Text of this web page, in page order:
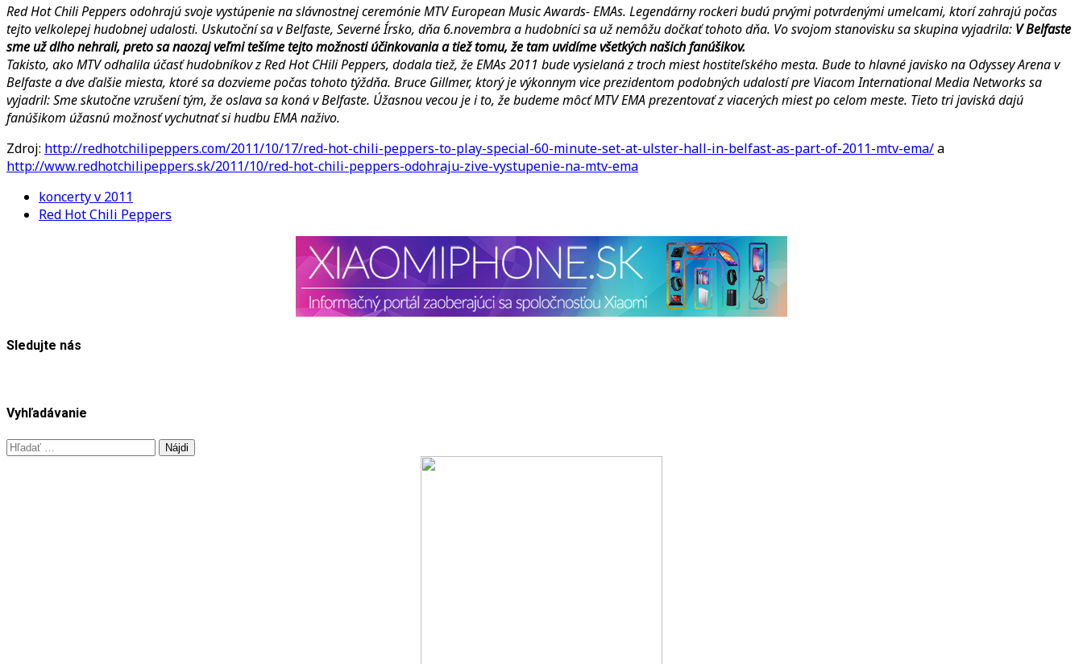
MTV
EMA
Red Hot Chili Peppers odohrajú svoje vystúpenie na slávnostnej ceremónie MTV European Music Awards- EMAs. Legendárny rockeri budú prvými potvrdenými umelcami, ktorí zahrajú počas
tejto velkolepej hudobnej udalosti. Uskutoční sa v Belfaste, Severné Írsko, dňa 6.novembra a hudobníci sa už nemôžu dočkať tohoto dňa. Vo svojom stanovisku sa skupina vyjadrila: V Belfaste
sme už dlho nehrali, preto sa naozaj veľmi tešíme tejto možnosti účinkovania a tiež tomu, že tam uvidíme všetkých našich fanúšikov.
Takisto, ako MTV odhalila účasť hudobníkov z Red Hot CHili Peppers, dodala tiež, že EMAs 2011 bude vysielaná z troch miest hostiteľského mesta. Bude to hlavné javisko na Odyssey Arena v
Belfaste a dve ďalšie miesta, ktoré sa dozvieme počas tohoto týždňa. Bruce Gillmer, ktorý je výkonnym vice prezidentom podobných udalostí pre Viacom International Media Networks sa
vyjadril: Sme skutočne vzrušení tým, že oslava sa koná v Belfaste. Úžasnou vecou je i to, že budeme môcť MTV EMA prezentovať z viacerých miest po celom meste. Tieto tri javiská dajú
fanúšikom úžasnú možnosť vychutnať si hudbu EMA naživo.
Zdroj: http://redhotchilipeppers.com/2011/10/17/red-hot-chili-peppers-to-play-special-60-minute-set-at-ulster-hall-in-belfast-as-part-of-2011-mtv-ema/a
http://www.redhotchilipeppers.sk/2011/10/red-hot-chili-peppers-odohraju-zive-vystupenie-na-mtv-ema
koncerty v 2011
Red Hot Chili Peppers
Sledujte nás
Vyhľadávanie
Hľadať: